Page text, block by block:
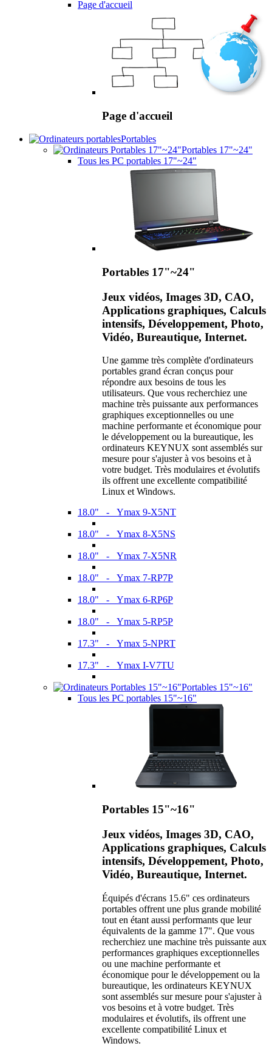
Page d'accueil
Page d'accueil
Portables
Portables 17"~24"
Tous les PC portables 17"~24"
Portables 17"~24"
Jeux vidéos, Images 3D, CAO,
Applications graphiques, Calculs
intensifs, Développement, Photo,
Vidéo, Bureautique, Internet.
Une gamme très complète d'ordinateurs
portables grand écran conçus pour
répondre aux besoins de tous les
utilisateurs. Que vous recherchiez une
machine très puissante aux performances
graphiques exceptionnelles ou une
machine performante et économique pour
le développement ou la bureautique, les
ordinateurs KEYNUX sont assemblés sur
mesure pour s'ajuster à vos besoins et à
votre budget. Très modulaires et évolutifs
ils offrent une excellente compatibilité
Linux et Windows.
18.0" - Ymax 9-X5NT
18.0" - Ymax 8-X5NS
18.0" - Ymax 7-X5NR
18.0" - Ymax 7-RP7P
18.0" - Ymax 6-RP6P
18.0" - Ymax 5-RP5P
17.3" - Ymax 5-NPRT
17.3" - Ymax I-V7TU
Portables 15"~16"
Tous les PC portables 15"~16"
Portables 15"~16"
Jeux vidéos, Images 3D, CAO,
Applications graphiques, Calculs
intensifs, Développement, Photo,
Vidéo, Bureautique, Internet.
Équipés d'écrans 15.6" ces ordinateurs
portables offrent une plus grande mobilité
tout en étant aussi performants que leur
équivalents de la gamme 17". Que vous
recherchiez une machine très puissante aux
performances graphiques exceptionnelles
ou une machine performante et
économique pour le développement ou la
bureautique, les ordinateurs KEYNUX
sont assemblés sur mesure pour s'ajuster à
vos besoins et à votre budget. Très
modulaires et évolutifs, ils offrent une
excellente compatibilité Linux et
Windows.